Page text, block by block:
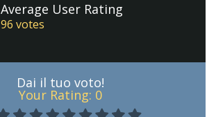
Average User Rating
96 votes
Dai il tuo voto!
Your Rating: 0